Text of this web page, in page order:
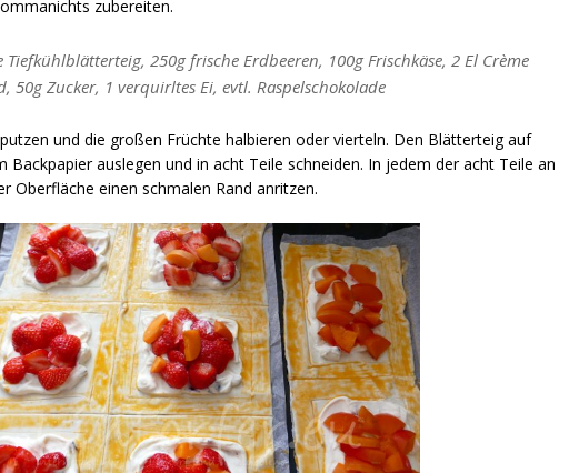
zubereiten.
Tiefkühlblätterteig, 250g frische Erdbeeren, 100g Frischkäse, 2 El Crème
50g Zucker, 1 verquirltes Ei, evtl. Raspelschokolade
und die großen Früchte halbieren oder vierteln. Den Blätterteig auf
Backpapier auslegen und in acht Teile schneiden. In jedem der acht Teile an
Oberfläche einen schmalen Rand anritzen.